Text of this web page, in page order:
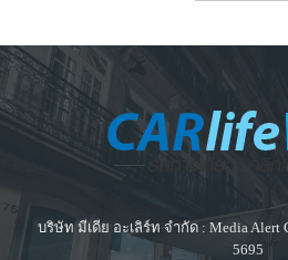
บริษัท มีเดีย อะเลิร์ท จำกัด : Media Alert
5695